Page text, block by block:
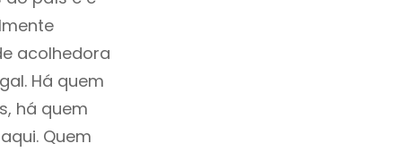
acolhedora
Há quem
há quem
Quem